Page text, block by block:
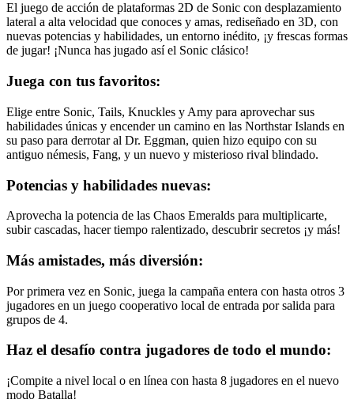
El juego de acción de plataformas 2D de Sonic con desplazamiento
lateral a alta velocidad que conoces y amas, rediseñado en 3D, con
nuevas potencias y habilidades, un entorno inédito, ¡y frescas formas
de jugar! ¡Nunca has jugado así el Sonic clásico!
Juega con tus favoritos:
Elige entre Sonic, Tails, Knuckles y Amy para aprovechar sus
habilidades únicas y encender un camino en las Northstar Islands en
su paso para derrotar al Dr. Eggman, quien hizo equipo con su
antiguo némesis, Fang, y un nuevo y misterioso rival blindado.
Potencias y habilidades nuevas:
Aprovecha la potencia de las Chaos Emeralds para multiplicarte,
subir cascadas, hacer tiempo ralentizado, descubrir secretos ¡y más!
Más amistades, más diversión:
Por primera vez en Sonic, juega la campaña entera con hasta otros 3
jugadores en un juego cooperativo local de entrada por salida para
grupos de 4.
Haz el desafío contra jugadores de todo el mundo:
¡Compite a nivel local o en línea con hasta 8 jugadores en el nuevo
modo Batalla!